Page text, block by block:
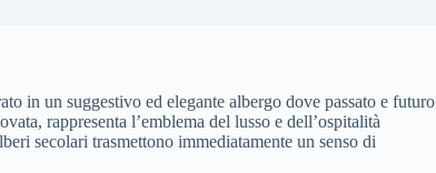
in un suggestivo ed elegante albergo dove passato e futuro
rappresenta l’emblema del lusso e dell’ospitalità
secolari trasmettono immediatamente un senso di